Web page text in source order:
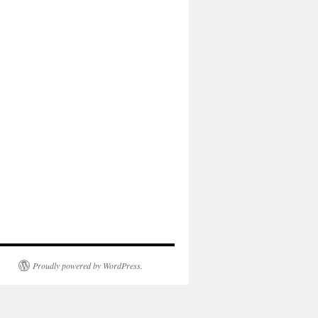
Proudly powered by WordPress.